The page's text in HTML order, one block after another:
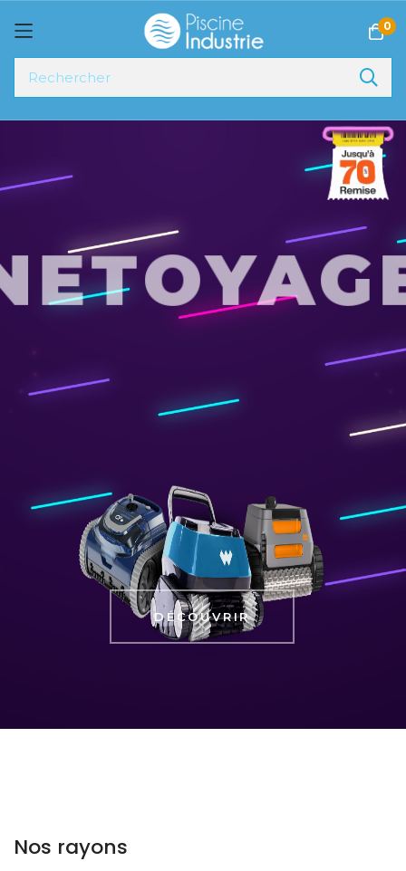
0
contenu
DÉCOUVRIR
Nos rayons